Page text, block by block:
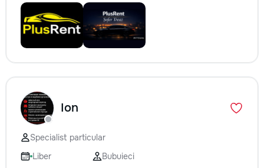
lei/m² Materiale pentru lucrări
brute – de la 1 500–2 500 lei/m²
de apartament Uși interioare – de
la 2 500–7 000+ lei/set Tavan
Calitatea noastră – confortul
dumneavoastră! Realizăm
de proiectul de design, cu atenție
la fiecare detaliu. Contactați-ne
pentru o consultație gratuită și un
deviz fără obligații: 069 376 542
| Telegram Disponibili zilnic pentru
Ion
Specialist particular
Liber
Bubuieci